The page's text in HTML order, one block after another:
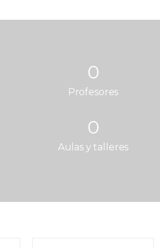
0
Profesores
0
Aulas y talleres